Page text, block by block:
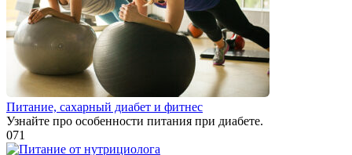
Питание, сахарный диабет и фитнес
Узнайте про особенности питания при диабете.
071